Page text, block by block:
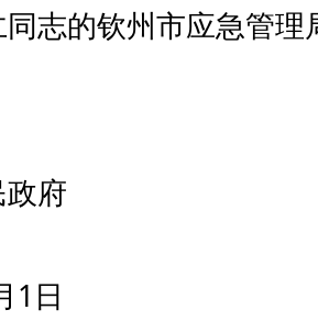
志的钦州市应急管理
府
1日